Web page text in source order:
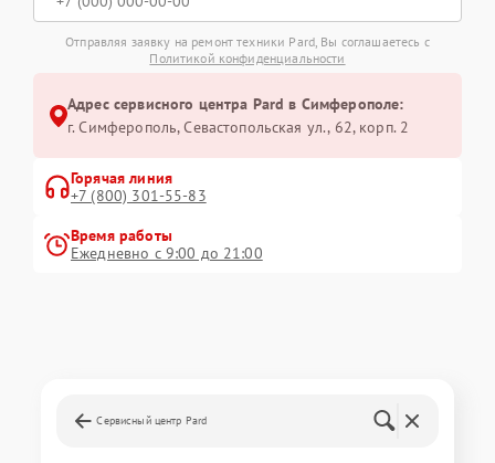
Отправляя заявку на ремонт техники Pard, Вы соглашаетесь с
Политикой конфиденциальности
Адрес сервисного центра Pard в Симферополе:
г. Симферополь, Севастопольская ул., 62, корп. 2
Горячая линия
+7 (800) 301-55-83
Время работы
Ежедневно с 9:00 до 21:00
Сервисный центр Pard